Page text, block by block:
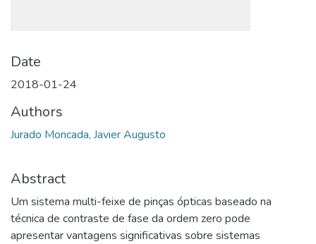
Date
2018-01-24
Authors
Jurado Moncada, Javier Augusto
Abstract
Um sistema multi-feixe de pinças ópticas baseado na
técnica de contraste de fase da ordem zero pode
apresentar vantagens significativas sobre sistemas